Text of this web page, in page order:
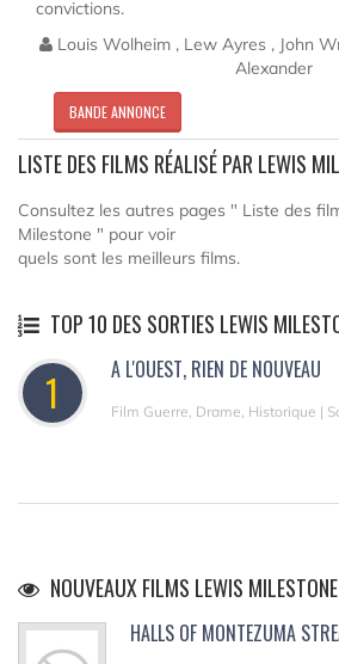
convictions.
Louis Wolheim , Lew Ayres , John
Alexander
BANDE ANNONCE
LISTE DES FILMS RÉALISÉ PAR LEWIS
Consultez les autres pages " Liste des
Milestone " pour voir
quels sont les meilleurs films.
TOP 10 DES SORTIES LEWIS
1 A L'OUEST, RIEN DE NOUVEAU
Film Guerre, Drame, Historique |
NOUVEAUX FILMS LEWIS
HALLS OF MONTEZUMA